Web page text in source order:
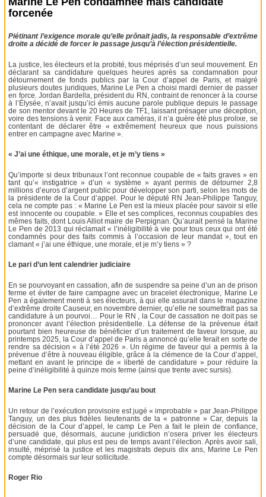
forcenée
Piétinant l’exigence morale qu’elle prônait jadis, la responsable d’extrême
droite a décidé de forcer le passage jusqu’à l’élection présidentielle.
La justice, les électeurs et la probité, tous méprisés d’un seul mouvement. En
déclarant sa candidature quelques heures après sa condamnation pour
détournement de fonds publics par la Cour d’appel de Paris, et malgré
plusieurs doutes juridiques, Marine Le Pen a choisi mardi dernier de passer
en force. Jordan Bardella, président du RN, contraint de renoncer à la course
à l’Élysée, n’avait jusqu’ici émis aucune parole publique depuis le passage
de son mentor devant le 20 Heures de TF1, laissant présager une déception,
voire des tensions à venir. Face aux caméras, il n’a guère été plus prolixe, se
contentant de déclarer être « extrêmement heureux que nous puissions
entrer en campagne avec Marine ».
« J’ai une éthique, une morale, et je m’y tiens »
Qu’importe si deux tribunaux l’ont reconnue coupable de « faits graves » en
tant qu’« instigatrice » d’un « système » ayant permis de détourner 2,8
millions d’euros d’argent public pour développer son parti, selon les mots de
la présidente de la Cour d’appel. Pour le député RN Jean-Philippe Tanguy,
cela ne compte pas : « Marine Le Pen est la mieux placée pour savoir si elle
est innocente ou coupable. » Elle et ses complices, reconnus coupables des
mêmes faits, dont Louis Alliot maire de Perpignan. Qu’aurait pensé la Marine
Le Pen de 2013 qui réclamait « l’inéligibilité à vie pour tous ceux qui ont été
condamnés pour des faits commis à l’occasion de leur mandat », tout en
clamant « j’ai une éthique, une morale, et je m’y tiens » ?
Le pari d’un lent calendrier judiciaire
En se pourvoyant en cassation, afin de suspendre sa peine d’un an de prison
ferme et éviter de faire campagne avec un bracelet électronique, Marine Le
Pen a également menti à ses électeurs, à qui elle assurait dans le magazine
d’extrême droite Causeur, en novembre dernier, qu’elle ne soumettrait pas sa
candidature à un pourvoi… Pour le RN , la Cour de cassation ne doit pas se
prononcer avant l’élection présidentielle. La défense de la prévenue était
pourtant bien heureuse de bénéficier d’un traitement de faveur lorsque, au
printemps 2025, la Cour d’appel de Paris a annoncé qu’elle ferait en sorte de
rendre sa décision « à l’été 2026 ». Un régime de faveur qui a permis à la
prévenue d’être à nouveau éligible, grâce à la clémence de la Cour d’appel,
mettant en avant le principe de « liberté de candidature » pour réduire la
peine d’inéligibilité à quinze mois ferme (ainsi que trente avec sursis).
Marine Le Pen sera candidate jusqu’au bout
Un retour de l’exécution provisoire est jugé « improbable » par Jean-Philippe
Tanguy, un des plus fidèles lieutenants de la « patronne » Car, depuis la
décision de la Cour d’appel, le camp Le Pen a fait le plein de confiance,
persuadé que, désormais, aucune juridiction n’osera priver les électeurs
d’une candidate, qui plus est peu de temps avant l’élection. Après avoir sali,
insulté, méprisé la justice et les magistrats depuis dix ans, Marine Le Pen
compte désormais sur leur sollicitude.
Roger Rio